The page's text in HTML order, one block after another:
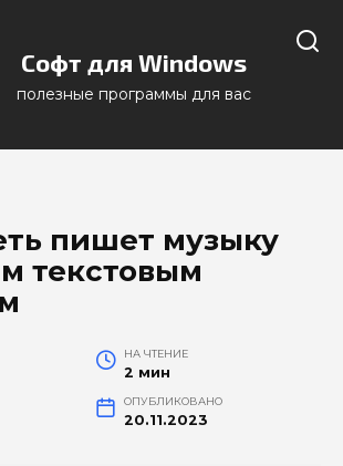
Софт для Windows
полезные программы для вас
пишет музыку
текстовым
НА ЧТЕНИЕ
2 мин
ОПУБЛИКОВАНО
20.11.2023